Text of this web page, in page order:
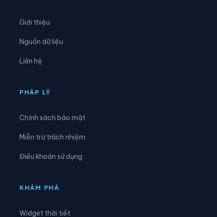
Xã Hợp Minh
Xã Kim Liên
Giới thiệu
Nguồn dữ liệu
Liên hệ
PHÁP LÝ
Chính sách bảo mật
Miễn trừ trách nhiệm
Điều khoản sử dụng
KHÁM PHÁ
Widget thời tiết